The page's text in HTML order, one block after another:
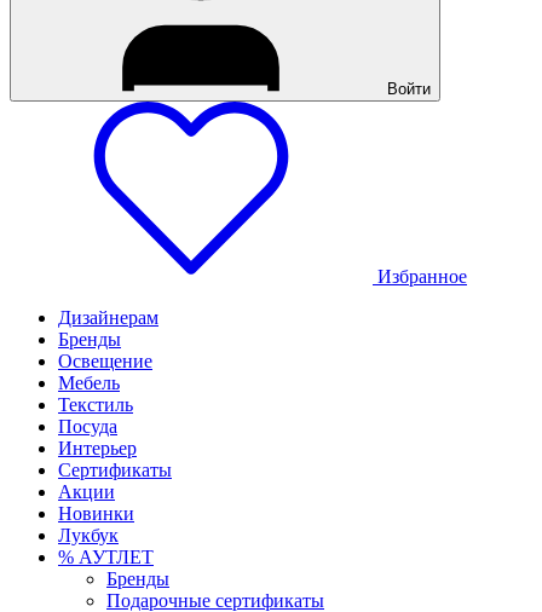
Войти
Избранное
Дизайнерам
Бренды
Освещение
Мебель
Текстиль
Посуда
Интерьер
Сертификаты
Акции
Новинки
Лукбук
% АУТЛЕТ
Бренды
Подарочные сертификаты